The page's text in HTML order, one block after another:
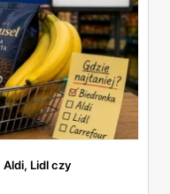
Lidl czy